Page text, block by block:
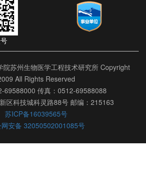
院苏州生物医学工程技术研究所 Copyright
All Rights Reserved
69588000 传真：0512-69588088
区科技城科灵路88号 邮编：215163
苏ICP备16039565号
安备 32050502001085号